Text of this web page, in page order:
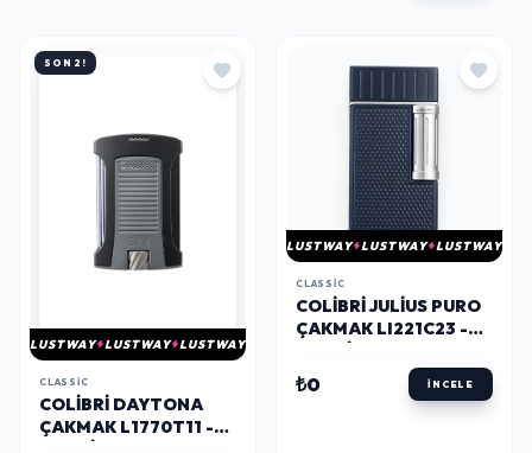
SON 2!
LUSTWAY LUSTWAY LUSTWAY
CLASSIC
COLIBRI DAYTONA
ÇAKMAK L1770T11 -
LUSTWAY LUSTWAY LUSTWAY
CLASSIC
COLIBRI JULIUS PURO
ÇAKMAK LI221C23 -
₺0 İNCELE